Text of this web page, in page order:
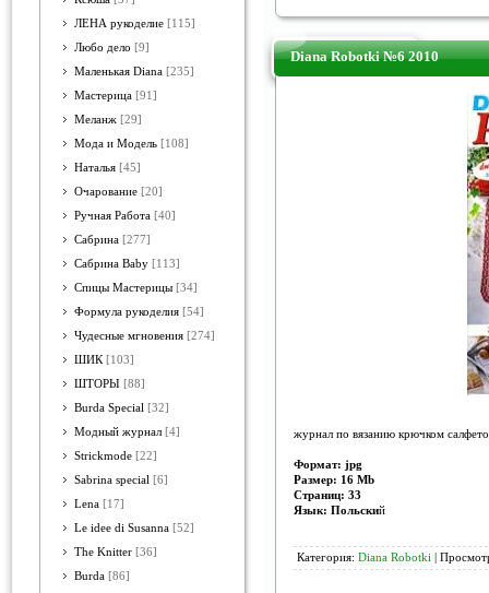
ЛЕНА рукоделие [115]
Любо дело [9]
Маленькая Diana [235]
Мастерица [91]
Меланж [29]
Мода и Модель [108]
Наталья [45]
Очарование [20]
Ручная Работа [40]
Сабрина [277]
Сабрина Baby [113]
Спицы Мастерицы [34]
Формула рукоделия [54]
Чудесные мгновения [274]
ШИК [103]
ШТОРЫ [88]
Burda Special [32]
Модный журнал [4]
Strickmode [22]
Sabrina special [6]
Lena [17]
Le idee di Susanna [52]
The Knitter [36]
Burda [86]
Diana Robotki №6 2010
журнал по вязанию крючком
Формат: jpg
Размер: 16 Mb
Страниц: 33
Язык: Польский
Категория: Diana Robotki |